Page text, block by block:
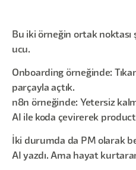
Bu iki örneğin ortak noktası
ucu.
Onboarding örneğinde:
parçayla açtık.
n8n örneğinde: Yetersiz
AI ile koda çevirerek
İki durumda da PM olarak
AI yazdı. Ama hayat